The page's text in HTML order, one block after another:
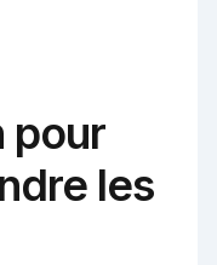
pour
les